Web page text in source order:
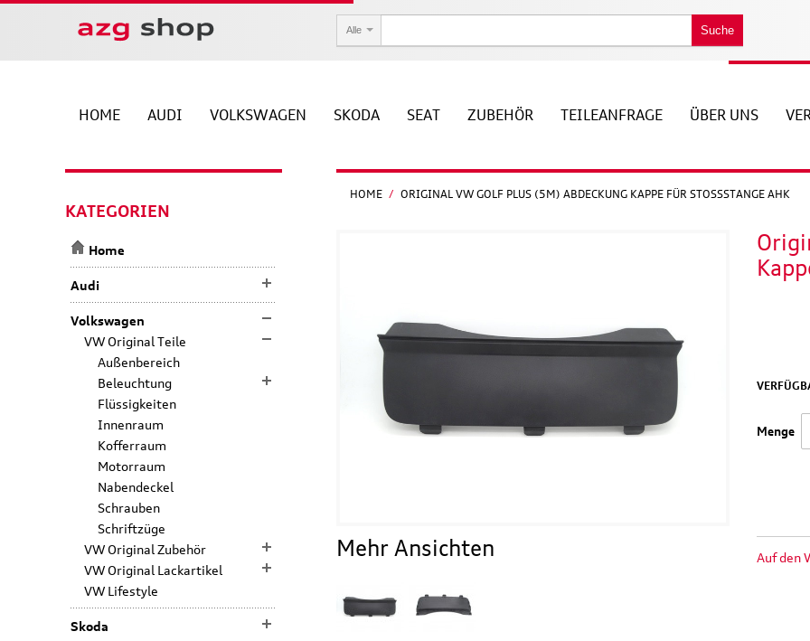
Alle Suche
HOME AUDI VOLKSWAGEN SKODA SEAT ZUBEHÖR TEILEANFRAGE ÜBER UNS
HOME / ORIGINAL VW GOLF PLUS (5M) ABDECKUNG KAPPE FÜR STOSSSTANGE AHK
Mehr Ansichten
Menge
Auf den
KATEGORIEN
Home
Audi
Volkswagen
VW Original Teile
Außenbereich
Beleuchtung
Flüssigkeiten
Innenraum
Kofferraum
Motorraum
Nabendeckel
Schrauben
Schriftzüge
VW Original Zubehör
VW Original Lackartikel
VW Lifestyle
Skoda